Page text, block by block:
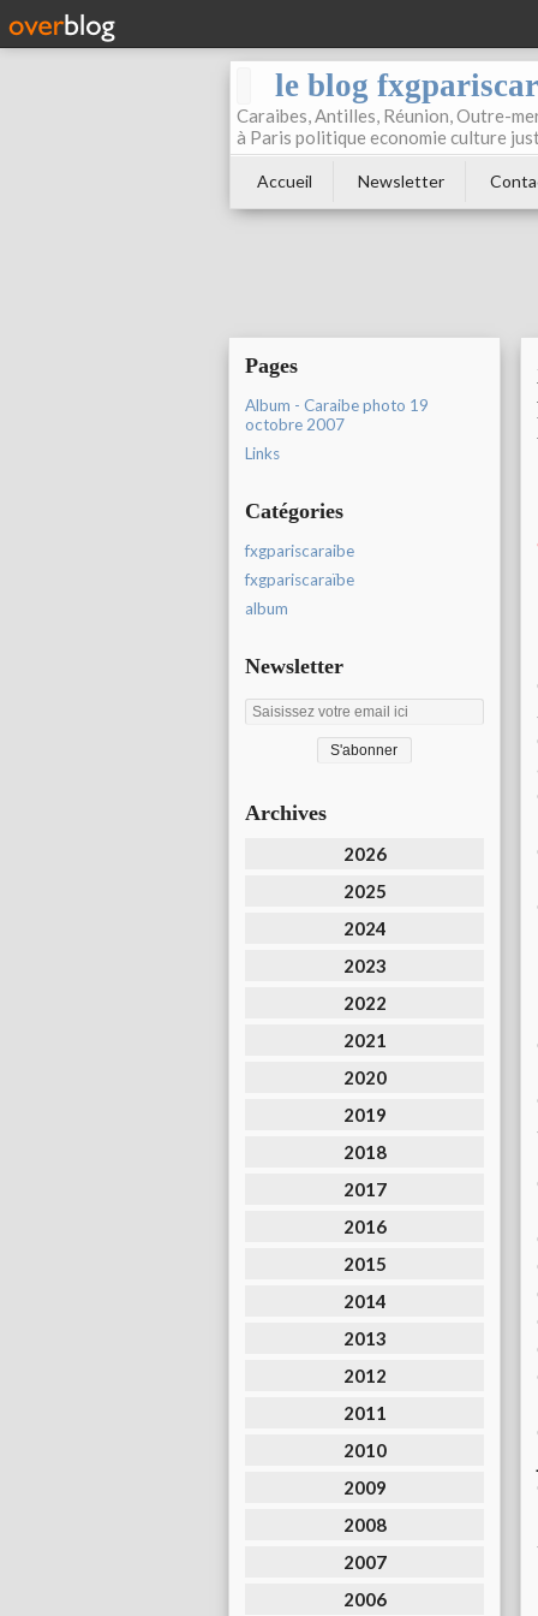
le blog
Caraibes, Antilles, Réunion, Outre-
à Paris politique economie culture
Accueil Newsletter
Pages
Album - Caraibe photo 19
octobre 2007
Links
Catégories
fxgpariscaraibe
fxgpariscaraïbe
album
Newsletter
Archives
2026
2025
2024
2023
2022
2021
2020
2019
2018
2017
2016
2015
2014
2013
2012
2011
2010
2009
2008
2007
2006